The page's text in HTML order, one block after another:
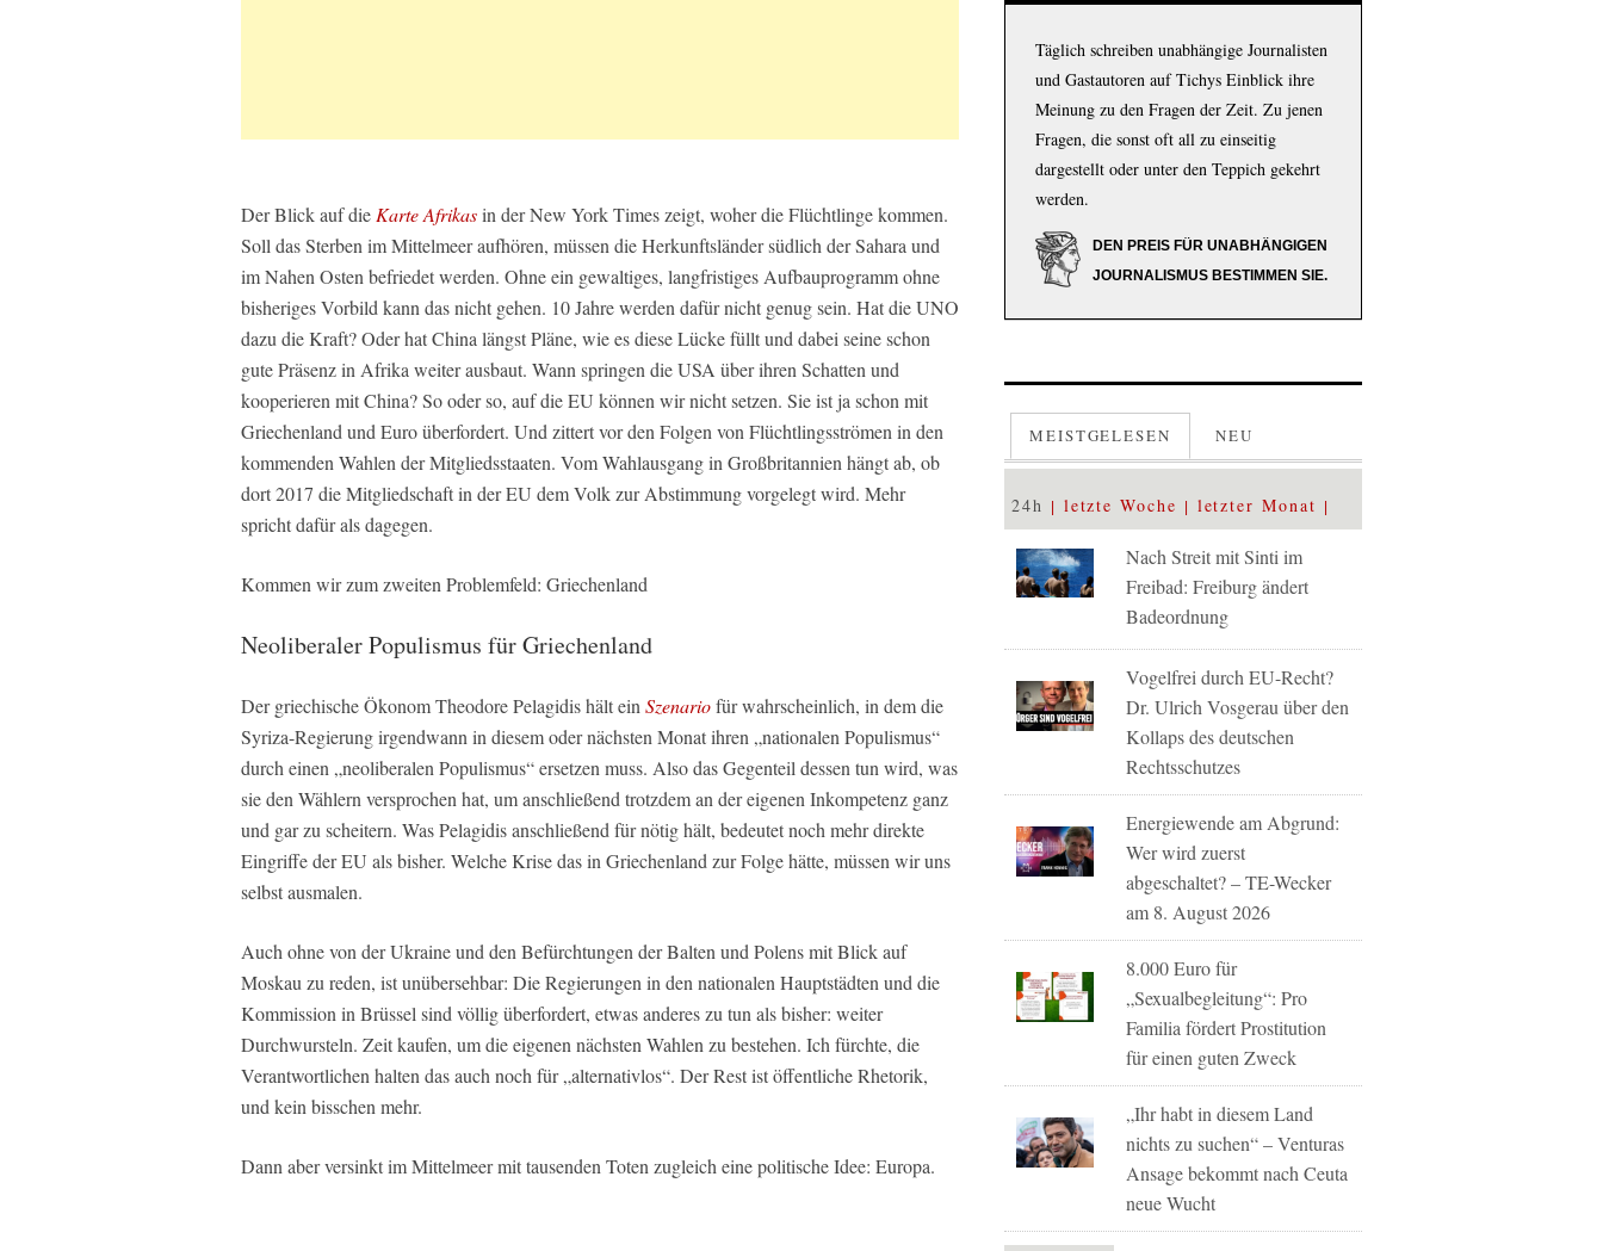
Der Blick auf dieKarte Afrikasin der New York Times zeigt, woher die Flüchtlinge kommen.
Soll das Sterben im Mittelmeer aufhören, müssen die Herkunftsländer südlich der Sahara und
im Nahen Osten befriedet werden. Ohne ein gewaltiges, langfristiges Aufbauprogramm ohne
bisheriges Vorbild kann das nicht gehen. 10 Jahre werden dafür nicht genug sein. Hat die UNO
dazu die Kraft? Oder hat China längst Pläne, wie es diese Lücke füllt und dabei seine schon
gute Präsenz in Afrika weiter ausbaut. Wann springen die USA über ihren Schatten und
kooperieren mit China? So oder so, auf die EU können wir nicht setzen. Sie ist ja schon mit
Griechenland und Euro überfordert. Und zittert vor den Folgen von Flüchtlingsströmen in den
kommenden Wahlen der Mitgliedsstaaten. Vom Wahlausgang in Großbritannien hängt ab, ob
dort 2017 die Mitgliedschaft in der EU dem Volk zur Abstimmung vorgelegt wird. Mehr
spricht dafür als dagegen.
Kommen wir zum zweiten Problemfeld: Griechenland
Neoliberaler Populismus für Griechenland
Der griechische Ökonom Theodore Pelagidis hält einSzenariofür wahrscheinlich, in dem die
Syriza-Regierung irgendwann in diesem oder nächsten Monat ihren „nationalen Populismus“
durch einen „neoliberalen Populismus“ ersetzen muss. Also das Gegenteil dessen tun wird, was
sie den Wählern versprochen hat, um anschließend trotzdem an der eigenen Inkompetenz ganz
und gar zu scheitern. Was Pelagidis anschließend für nötig hält, bedeutet noch mehr direkte
Eingriffe der EU als bisher. Welche Krise das in Griechenland zur Folge hätte, müssen wir uns
selbst ausmalen.
Auch ohne von der Ukraine und den Befürchtungen der Balten und Polens mit Blick auf
Moskau zu reden, ist unübersehbar: Die Regierungen in den nationalen Hauptstädten und die
Kommission in Brüssel sind völlig überfordert, etwas anderes zu tun als bisher: weiter
Durchwursteln. Zeit kaufen, um die eigenen nächsten Wahlen zu bestehen. Ich fürchte, die
Verantwortlichen halten das auch noch für „alternativlos“. Der Rest ist öffentliche Rhetorik,
und kein bisschen mehr.
Dann aber versinkt im Mittelmeer mit tausenden Toten zugleich eine politische Idee: Europa.
Täglich schreiben unabhängige Journalisten
und Gastautoren auf Tichys Einblick ihre
Meinung zu den Fragen der Zeit. Zu jenen
Fragen, die sonst oft all zu einseitig
dargestellt oder unter den Teppich gekehrt
werden.
DEN PREIS FÜR UNABHÄNGIGEN
JOURNALISMUS BESTIMMEN SIE.
MEISTGELESEN NEU
24h letzte Woche letzter Monat
Nach Streit mit Sinti im
Freibad: Freiburg ändert
Badeordnung
Vogelfrei durch EU-Recht?
Dr. Ulrich Vosgerau über den
Kollaps des deutschen
Rechtsschutzes
Energiewende am Abgrund:
Wer wird zuerst
abgeschaltet? – TE-Wecker
am 8. August 2026
8.000 Euro für
„Sexualbegleitung“: Pro
Familia fördert Prostitution
für einen guten Zweck
„Ihr habt in diesem Land
nichts zu suchen“ – Venturas
Ansage bekommt nach Ceuta
neue Wucht